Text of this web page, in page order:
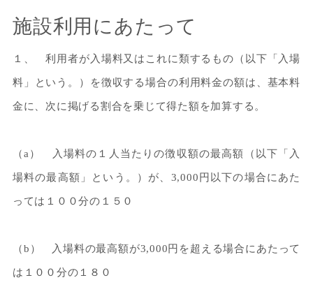
施設利用にあたって
１、 利用者が入場料又はこれに類するもの（以下「入場
料」という。）を徴収する場合の利用料金の額は、基本料
金に、次に掲げる割合を乗じて得た額を加算する。
（a） 入場料の１人当たりの徴収額の最高額（以下「入
場料の最高額」という。）が、3,000円以下の場合にあた
っては１００分の１５０
（b） 入場料の最高額が3,000円を超える場合にあたって
は１００分の１８０